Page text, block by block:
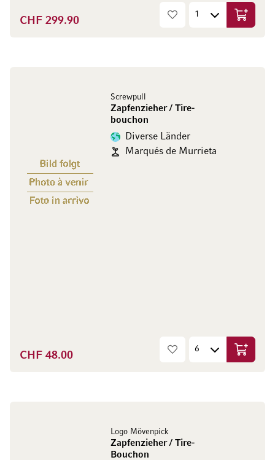
CHF 299.90 In den
Screwpull
Zapfenzieher / Tire-
bouchon
Diverse Länder
Marqués de Murrieta
CHF 48.00 In den
Logo Mövenpick
Zapfenzieher / Tire-
Bouchon